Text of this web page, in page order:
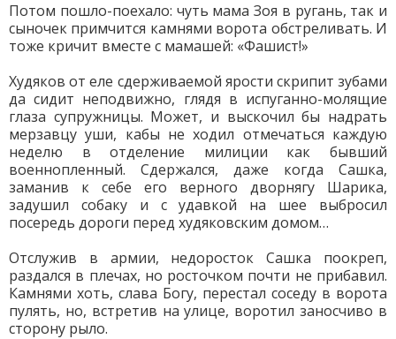
Потом пошло-поехало: чуть мама Зоя в ругань, так и
сыночек примчится камнями ворота обстреливать. И
тоже кричит вместе с мамашей: «Фашист!»
Худяков от еле сдерживаемой ярости скрипит зубами
да сидит неподвижно, глядя в испуганно-молящие
глаза супружницы. Может, и выскочил бы надрать
мерзавцу уши, кабы не ходил отмечаться каждую
неделю в отделение милиции как бывший
военнопленный. Сдержался, даже когда Сашка,
заманив к себе его верного дворнягу Шарика,
задушил собаку и с удавкой на шее выбросил
посередь дороги перед худяковским домом…
Отслужив в армии, недоросток Сашка поокреп,
раздался в плечах, но росточком почти не прибавил.
Камнями хоть, слава Богу, перестал соседу в ворота
пулять, но, встретив на улице, воротил заносчиво в
сторону рыло.